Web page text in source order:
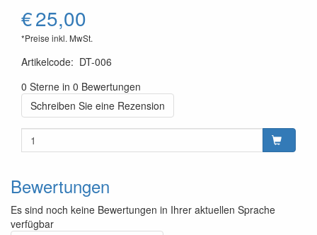
€25,00
*Preise inkl. MwSt.
Artikelcode: DT-006
0 Sterne in 0 Bewertungen
Schreiben Sie eine Rezension
Bewertungen
Es sind noch keine Bewertungen in Ihrer aktuellen Sprache
verfügbar